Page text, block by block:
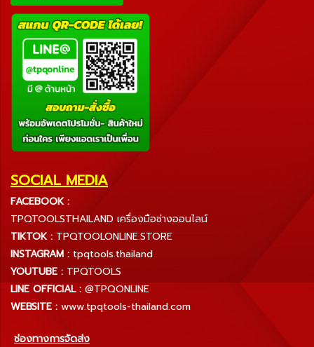
SOCIAL MEDIA
FACEBOOK :
TPQTOOLSTHAILAND เครื่องมือช่างออนไลน์
TIKTOK : TPQTOOLONLINE.STORE
INSTAGRAM : tpqtools.thailand
YOUTUBE : TPQTOOLS
LINE OFFICIAL : @TPQONLINE
WEBSITE : www.tpqtools-thailand.com
ช่องทางการจัดส่ง